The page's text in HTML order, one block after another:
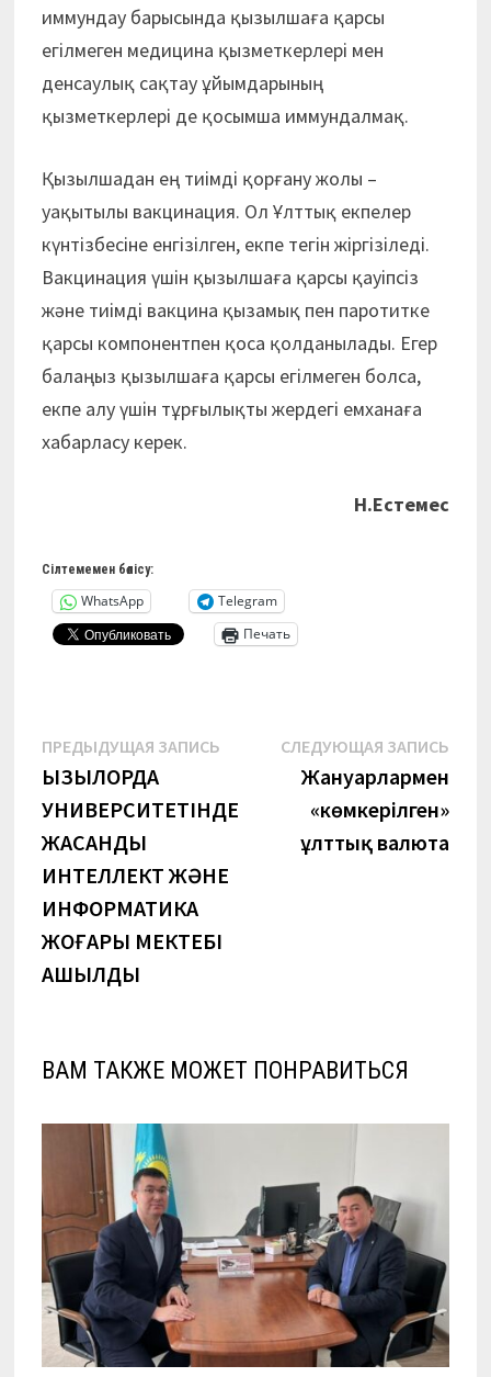
иммундау барысында қызылшаға қарсы
егілмеген медицина қызметкерлері мен
денсаулық сақтау ұйымдарының
қызметкерлері де қосымша иммундалмақ.
Қызылшадан ең тиімді қорғану жолы –
уақытылы вакцинация. Ол Ұлттық екпелер
күнтізбесіне енгізілген, екпе тегін жіргізіледі.
Вакцинация үшін қызылшаға қарсы қауіпсіз
және тиімді вакцина қызамық пен паротитке
қарсы компонентпен қоса қолданылады. Егер
балаңыз қызылшаға қарсы егілмеген болса,
екпе алу үшін тұрғылықты жердегі емханаға
хабарласу керек.
Н.Естемес
Сілтемемен бөлісу:
WhatsApp
Telegram
Печать
Навигация
по
записям
ПРЕДЫДУЩАЯ ЗАПИСЬПредыдущая
ҚЫЗЫЛОРДА
УНИВЕРСИТЕТІНДЕ
ЖАСАНДЫ
ИНТЕЛЛЕКТ ЖӘНЕ
ИНФОРМАТИКА
ЖОҒАРЫ МЕКТЕБІ
АШЫЛДЫ
СЛЕДУЮЩАЯ ЗАПИСЬ
Жануарлармен
«көмкерілген»
ұлттық валюта
ВАМ ТАКЖЕ МОЖЕТ ПОНРАВИТЬСЯ